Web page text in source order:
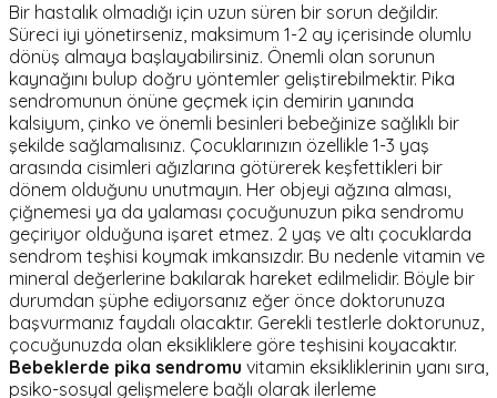
Bir hastalık olmadığı için uzun süren bir sorun değildir.
Süreci iyi yönetirseniz, maksimum 1-2 ay içerisinde olumlu
dönüş almaya başlayabilirsiniz. Önemli olan sorunun
kaynağını bulup doğru yöntemler geliştirebilmektir. Pika
sendromunun önüne geçmek için demirin yanında
kalsiyum, çinko ve önemli besinleri bebeğinize sağlıklı bir
şekilde sağlamalısınız. Çocuklarınızın özellikle 1-3 yaş
arasında cisimleri ağızlarına götürerek keşfettikleri bir
dönem olduğunu unutmayın. Her objeyi ağzına alması,
çiğnemesi ya da yalaması çocuğunuzun pika sendromu
geçiriyor olduğuna işaret etmez. 2 yaş ve altı çocuklarda
sendrom teşhisi koymak imkansızdır. Bu nedenle vitamin ve
mineral değerlerine bakılarak hareket edilmelidir. Böyle bir
durumdan şüphe ediyorsanız eğer önce doktorunuza
başvurmanız faydalı olacaktır. Gerekli testlerle doktorunuz,
çocuğunuzda olan eksikliklere göre teşhisini koyacaktır.
Bebeklerde pika sendromu vitamin eksikliklerinin yanı sıra,
psiko-sosyal gelişmelere bağlı olarak ilerleme